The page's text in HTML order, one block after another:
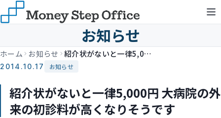
お知らせ
ホーム お知らせ 紹介状がないと一律5,000円 大病院の外来の初診料が高くなりそうです
2014.10.17 お知らせ
紹介状がないと一律5,000円 大病院の外
来の初診料が高くなりそうです